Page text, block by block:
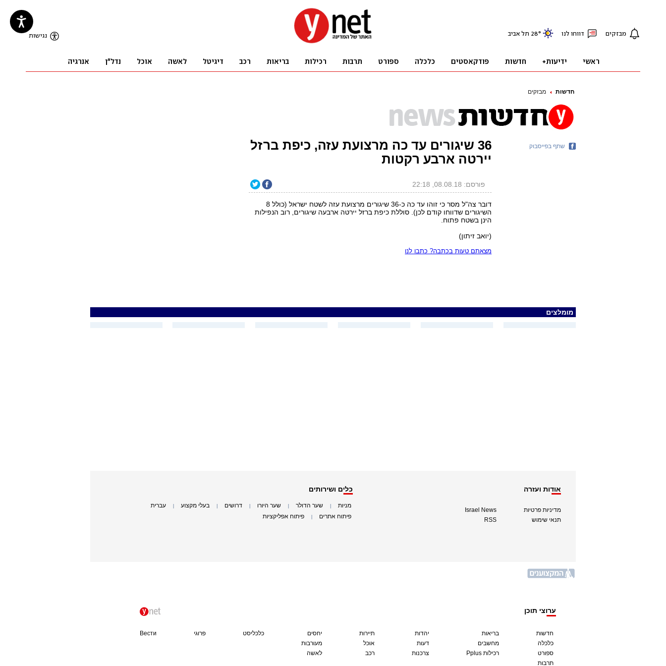
חדשות מבזקים
36 שיגורים עד כה מרצועת עזה, כיפת ברזל
יירטה ארבע רקטות
פורסם: 08.08.18, 22:18
דובר צה"ל מסר כי זוהו עד כה כ-36 שיגורים מרצועת עזה לשטח ישראל (כולל 8
השיגורים שדווחו קודם לכן). סוללת כיפת ברזל יירטה ארבעה שיגורים, רוב הנפילות
הינן בשטח פתוח.
(יואב זיתון)
מצאתם טעות בכתבה? כתבו לנו
שתף בפייסבוק
מומלצים
אודות ועזרה
מדיניות פרטיות
תנאי שימוש
Israel News
RSS
כלים ושירותים
מניות שער הדולר שער היורו דרושים בעלי מקצוע עברית
פיתוח אתרים פיתוח אפליקציות
ערוצי תוכן
חדשות
כלכלה
ספורט
תרבות
בריאות
מחשבים
Pplus רכילות
יהדות
דעות
צרכנות
תיירות
אוכל
רכב
יחסים
מעורבות
לאשה
כלכליסט פרוגי Вести